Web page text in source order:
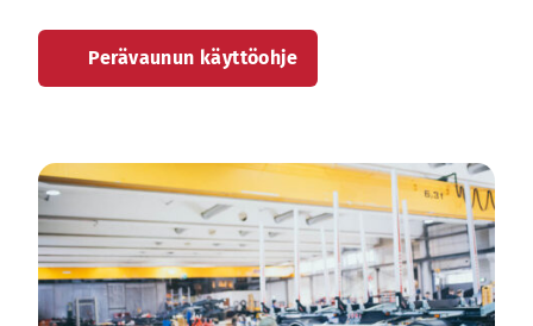
Sivu avautuu uudessa ikkunassa
Perävaunun käyttöohje